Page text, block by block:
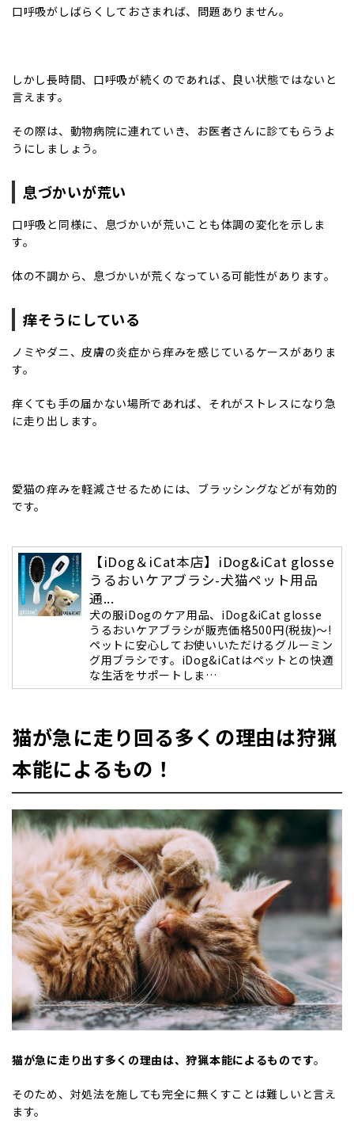
口呼吸がしばらくしておさまれば、問題ありません。
しかし長時間、口呼吸が続くのであれば、良い状態ではないと
言えます。
その際は、動物病院に連れていき、お医者さんに診てもらうよ
うにしましょう。
息づかいが荒い
口呼吸と同様に、息づかいが荒いことも体調の変化を示しま
す。
体の不調から、息づかいが荒くなっている可能性があります。
痒そうにしている
ノミやダニ、皮膚の炎症から痒みを感じているケースがありま
す。
痒くても手の届かない場所であれば、それがストレスになり急
に走り出します。
愛猫の痒みを軽減させるためには、ブラッシングなどが有効的
です。
【iDog＆iCat本店】iDog&iCat glosse
うるおいケアブラシ-犬猫ペット用品
通...
犬の服iDogのケア用品、iDog&iCat glosse
うるおいケアブラシが販売価格500円(税抜)～!
ペットに安心してお使いいただけるグルーミン
グ用ブラシです。iDog&iCatはペットとの快適
な生活をサポートしま…
猫が急に走り回る多くの理由は狩猟
本能によるもの！
猫が急に走り出す多くの理由は、狩猟本能によるものです。
そのため、対処法を施しても完全に無くすことは難しいと言え
ます。